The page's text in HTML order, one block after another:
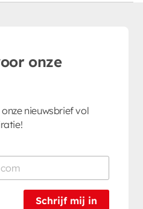
onze
nieuwsbrief vol
Schrijf mij in